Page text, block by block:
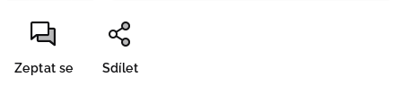
Zeptat se Sdílet